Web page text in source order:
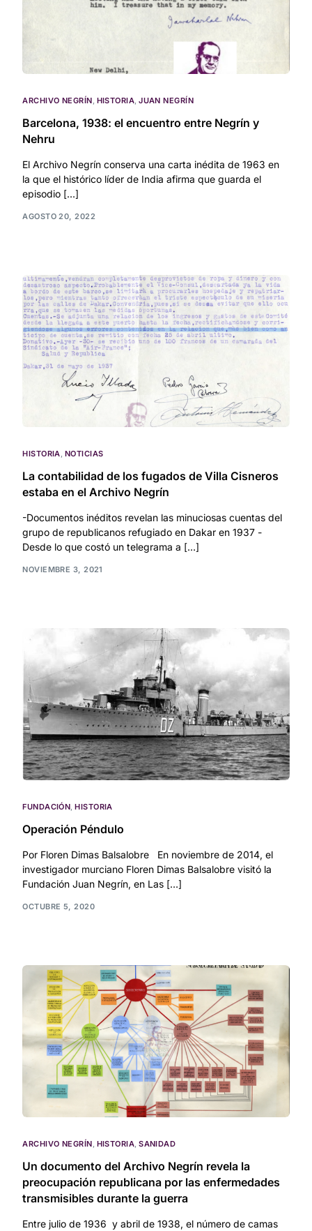
ARCHIVO NEGRÍN, HISTORIA,JUAN NEGRÍN
Barcelona, 1938: el encuentro entre Negrín y
Nehru
El Archivo Negrín conserva una carta inédita de 1963 en
la que el histórico líder de India afirma que guarda el
episodio […]
AGOSTO 20, 2022
HISTORIA, NOTICIAS
La contabilidad de los fugados de Villa Cisneros
estaba en el Archivo Negrín
-Documentos inéditos revelan las minuciosas cuentas del
grupo de republicanos refugiado en Dakar en 1937 -
Desde lo que costó un telegrama a […]
NOVIEMBRE 3, 2021
FUNDACIÓN,HISTORIA
Operación Péndulo
Por Floren Dimas Balsalobre En noviembre de 2014, el
investigador murciano Floren Dimas Balsalobre visitó la
Fundación Juan Negrín, en Las […]
OCTUBRE 5, 2020
ARCHIVO NEGRÍN, HISTORIA,SANIDAD
Un documento del Archivo Negrín revela la
preocupación republicana por las enfermedades
transmisibles durante la guerra
Entre julio de 1936 y abril de 1938, el número de camas